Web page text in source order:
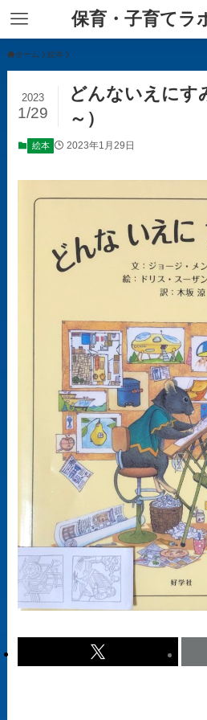
保育・子育てラ
ホーム 絵本
どんないえにす
～）
2023
1/29
絵本 2023年1月29日